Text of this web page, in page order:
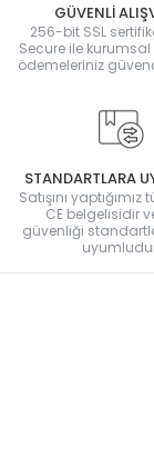
GÜVENLİ
256-bit SSL
Secure ile kurumsal
ödemeleriniz
STANDARTLARA
Satışını
CE belgelisidir
güvenliği